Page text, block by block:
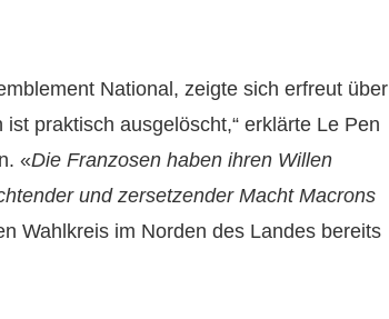
National, zeigte sich erfreut über
praktisch ausgelöscht,“ erklärte Le Pen
«Die Franzosen haben ihren Willen
und zersetzender Macht Macrons
Wahlkreis im Norden des Landes bereits